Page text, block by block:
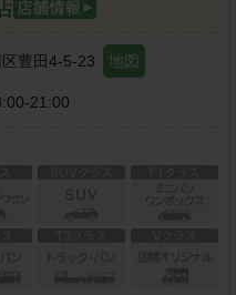
豊田4-5-23 地図
21:00